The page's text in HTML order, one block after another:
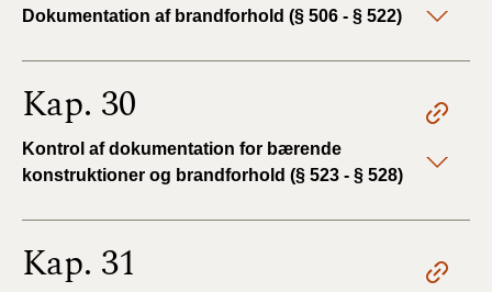
Dokumentation af brandforhold (§ 506 - § 522)
Kap. 30
Kontrol af dokumentation for bærende
konstruktioner og brandforhold (§ 523 - § 528)
Kap. 31